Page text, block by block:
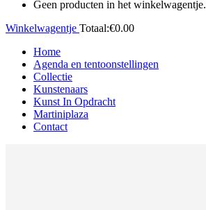
Geen producten in het winkelwagentje.
Winkelwagentje Totaal:€0.00
Home
Agenda en tentoonstellingen
Collectie
Kunstenaars
Kunst In Opdracht
Martiniplaza
Contact